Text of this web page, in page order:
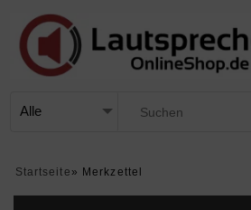
Startseite » Merkzettel